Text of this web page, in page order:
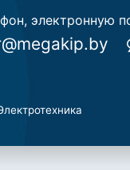
электронную